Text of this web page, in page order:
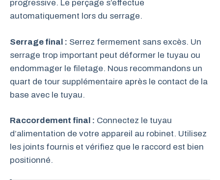
progressive. Le perçage s’effectue
automatiquement lors du serrage.
Serrage final : Serrez fermement sans excès. Un
serrage trop important peut déformer le tuyau ou
endommager le filetage. Nous recommandons un
quart de tour supplémentaire après le contact de la
base avec le tuyau.
Raccordement final : Connectez le tuyau
d’alimentation de votre appareil au robinet. Utilisez
les joints fournis et vérifiez que le raccord est bien
positionné.